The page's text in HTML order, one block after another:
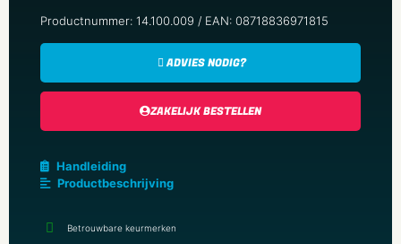
Productnummer: 14.100.009 / EAN: 08718836971815
ADVIES NODIG?
ZAKELIJK BESTELLEN
Handleiding
Productbeschrijving
Betrouwbare keurmerken